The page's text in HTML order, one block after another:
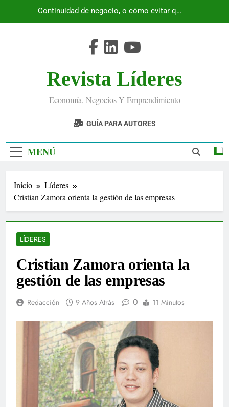
Continuidad de negocio, o cómo evitar que
Revista Líderes
Economía, Negocios Y Emprendimiento
GUÍA PARA AUTORES
MENÚ
Inicio
Líderes
Cristian Zamora orienta la gestión de las empresas
LÍDERES
Cristian Zamora orienta la
gestión de las empresas
Redacción 9 Años Atrás 0 11 Minutos